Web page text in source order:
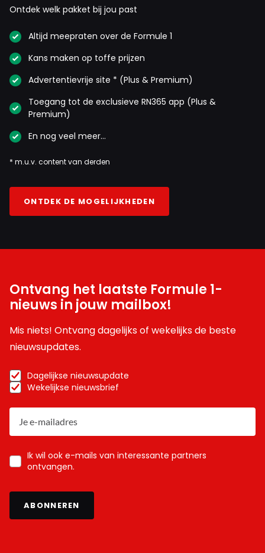
Ontdek welk pakket bij jou past
Altijd meepraten over de Formule 1
Kans maken op toffe prijzen
Advertentievrije site * (Plus & Premium)
Toegang tot de exclusieve RN365 app (Plus &
Premium)
En nog veel meer…
* m.u.v. content van derden
ONTDEK DE MOGELIJKHEDEN
Ontvang het laatste Formule 1-
nieuws in jouw mailbox!
Mis niets! Ontvang dagelijks of wekelijks de beste
nieuwsupdates.
Dagelijkse nieuwsupdate
Wekelijkse nieuwsbrief
Ik wil ook e-mails van interessante partners
ontvangen.
ABONNEREN